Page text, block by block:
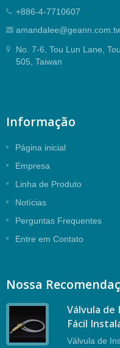
+886-4-7710607
No. 7-6, Tou Lun Lane,
505, Taiwan
Informação
Página inicial
Empresa
Linha de Produto
Notícias
Perguntas Frequentes
Entre em Contato
Nossa
Válvula de
Fácil
Válvula de